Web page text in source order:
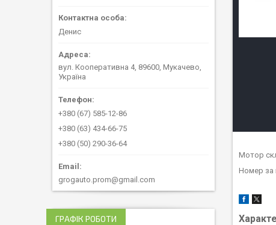
Мотор
Номер за
Денис
вул. Кооперативна 4, 89600, Мукачево,
Україна
+380 (67) 585-12-86
+380 (63) 434-66-75
+380 (50) 290-36-64
grogauto.prom@gmail.com
ГРАФІК РОБОТИ